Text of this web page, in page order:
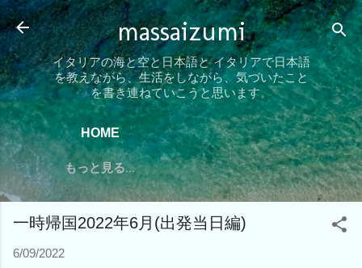
スキップしてメイン コンテンツに移動
massaizumi
イタリアの海と空と日本語と イタリアで日本語
を教えながら、生活をしながら、気づいたこと
を書き連ねていこうと思います。
HOME
もっと見る…
一時帰国2022年6月(出発当日編)
6/09/2022